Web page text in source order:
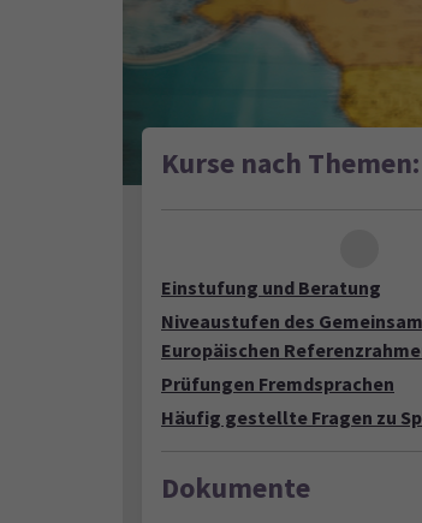
Kurse nach Themen:
Einstufung und Beratung
Niveaustufen des
Europäischen
Prüfungen Fremdsprachen
Häufig gestellte Fragen zu
Dokumente